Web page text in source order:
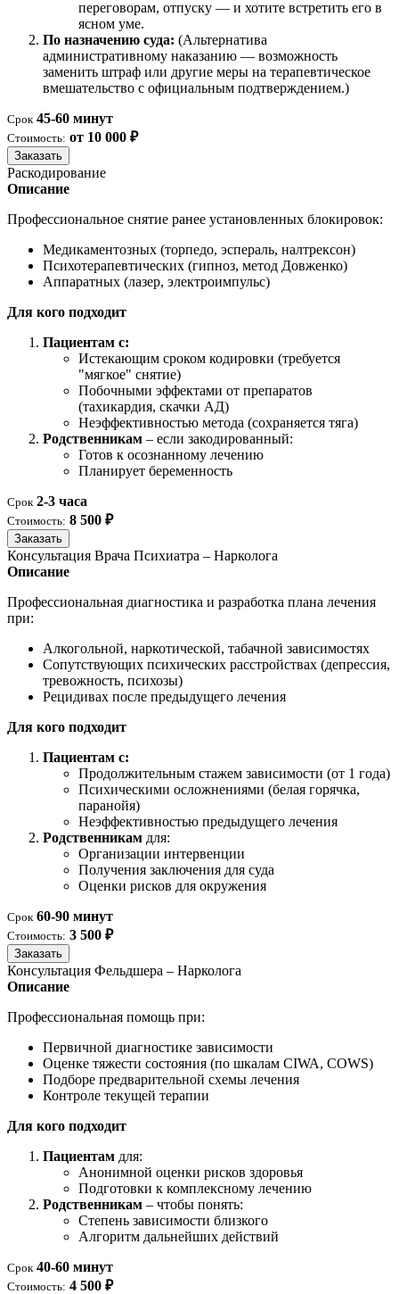
переговорам, отпуску — и хотите встретить его в
ясном уме.
По назначению суда: (Альтернатива
административному наказанию — возможность
заменить штраф или другие меры на терапевтическое
вмешательство с официальным подтверждением.)
Срок 45-60 минут
Стоимость: от 10 000 ₽
Заказать
Раскодирование
Описание
Профессиональное снятие ранее установленных блокировок:
Медикаментозных (торпедо, эспераль, налтрексон)
Психотерапевтических (гипноз, метод Довженко)
Аппаратных (лазер, электроимпульс)
Для кого подходит
Пациентам с:
Истекающим сроком кодировки (требуется
"мягкое" снятие)
Побочными эффектами от препаратов
(тахикардия, скачки АД)
Неэффективностью метода (сохраняется тяга)
Родственникам – если закодированный:
Готов к осознанному лечению
Планирует беременность
Срок 2-3 часа
Стоимость: 8 500 ₽
Заказать
Консультация Врача Психиатра – Нарколога
Описание
Профессиональная диагностика и разработка плана лечения
при:
Алкогольной, наркотической, табачной зависимостях
Сопутствующих психических расстройствах (депрессия,
тревожность, психозы)
Рецидивах после предыдущего лечения
Для кого подходит
Пациентам с:
Продолжительным стажем зависимости (от 1 года)
Психическими осложнениями (белая горячка,
паранойя)
Неэффективностью предыдущего лечения
Родственникам для:
Организации интервенции
Получения заключения для суда
Оценки рисков для окружения
Срок 60-90 минут
Стоимость: 3 500 ₽
Заказать
Консультация Фельдшера – Нарколога
Описание
Профессиональная помощь при:
Первичной диагностике зависимости
Оценке тяжести состояния (по шкалам CIWA, COWS)
Подборе предварительной схемы лечения
Контроле текущей терапии
Для кого подходит
Пациентам для:
Анонимной оценки рисков здоровья
Подготовки к комплексному лечению
Родственникам – чтобы понять:
Степень зависимости близкого
Алгоритм дальнейших действий
Срок 40-60 минут
Стоимость: 4 500 ₽